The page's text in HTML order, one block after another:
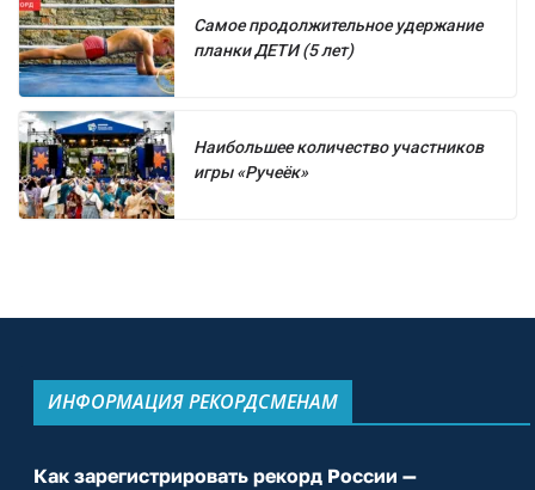
Самое продолжительное удержание
планки ДЕТИ (5 лет)
Наибольшее количество участников
игры «Ручеёк»
ИНФОРМАЦИЯ РЕКОРДСМЕНАМ
Как зарегистрировать рекорд России —